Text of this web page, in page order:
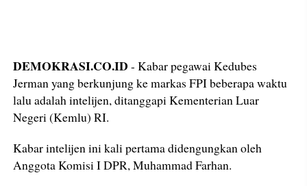
DEMOKRASI.CO.ID - Kabar pegawai Kedubes
Jerman yang berkunjung ke markas FPI beberapa waktu
lalu adalah intelijen, ditanggapi Kementerian Luar
Negeri (Kemlu) RI.
Kabar intelijen ini kali pertama didengungkan oleh
Anggota Komisi I DPR, Muhammad Farhan.